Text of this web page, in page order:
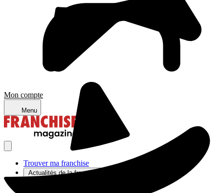
Mon compte
Menu
Trouver ma franchise
Actualités de la franchise